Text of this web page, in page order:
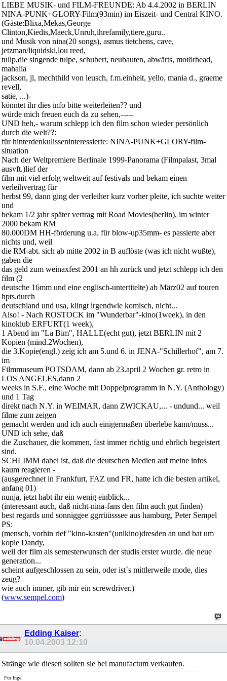
LIEBE MUSIK- und FILM-FREUNDE: Ab 4.4.2002 in BERLIN
NINA-PUNK+GLORY-Film(93min) im Eiszeit- und Central KINO.
(Gäste:Blixa,Mekas,George
Clinton,Kiedis,Maeck,Unruh,ihrefamily,tiere,guru..
und Musik von nina(20 songs), asmus tietchens, cave,
jetzman/liquidski,lou reed,
tulip,die singende tulpe, schubert, neubauten, abwärts, motörhead,
mahalia
jackson, jl, mechthild von leusch, f.m.einheit, yello, mania d., graeme
revell,
satie, ...)-
könntet ihr dies info bitte weiterleiten?? und
würde mich freuen euch da zu sehen,-----
UND heh,- warum schlepp ich den film schon wieder persönlich
durch die welt??:
für hinterdenkulisseninteressierte: NINA-PUNK+GLORY-film-
situation
Nach der Weltpremiere Berlinale 1999-Panorama (Filmpalast, 3mal
ausvft.)lief der
film mit viel erfolg weltweit auf festivals und bekam einen
verleihvertrag für
herbst 99, dann ging der verleiher kurz vorher pleite, ich suchte weiter
und
bekam 1/2 jahr später vertrag mit Road Movies(berlin), im winter
2000 bekam RM
80.000DM HH-förderung u.a. für blow-up35mm- es passierte aber
nichts und, weil
die RM-abt. sich ab mitte 2002 in B auflöste (was ich nicht wußte),
gaben die
das geld zum weinaxfest 2001 an hh zurück und jetzt schlepp ich den
film (2
deutsche 16mm und eine englisch-untertitelte) ab März02 auf touren
hpts.durch
deutschland und usa, klingt irgendwie komisch, nicht...
Also! - Nach ROSTOCK im "Wunderbar"-kino(1week), in den
kinoklub ERFURT(1 week),
1 Abend im "La Bim", HALLE(echt gut), jetzt BERLIN mit 2
Kopien (mind.2Wochen),
die 3.Kopie(engl.) zeig ich am 5.und 6. in JENA-"Schillerhof", am 7.
im
Filmmuseum POTSDAM, dann ab 23.april 2 Wochen gr. retro in
LOS ANGELES,dann 2
weeks in S.F., eine Woche mit Doppelprogramm in N.Y. (Anthology)
und 1 Tag
direkt nach N.Y. in WEIMAR, dann ZWICKAU,... - undund... weil
filme zum zeigen
gemacht werden und ich auch einigermaßen überlebe kann/muss...
UND ich sehe, daß
die Zuschauer, die kommen, fast immer richtig und ehrlich begeistert
sind.
SCHLIMM dabei ist, daß die deutschen Medien auf meine infos
kaum reagieren -
(ausgerechnet in Frankfurt, FAZ und FR, hatte ich die besten artikel,
anfang 01)
nunja, jetzt habt ihr ein wenig einblick...
(interessant auch, daß nicht-nina-fans den film auch gut finden)
best regards und sonniggee ggrrüüsssee aus hamburg, Peter Sempel
PS:
(mensch, vorhin rief "kino-kasten"(unikino)dresden an und bat um
kopie Dandy,
weil der film als semesterwunsch der studis erster wurde. die neue
generation...
scheint aufgeschlossen zu sein, oder ist´s mittlerweile mode, dies
zeug?
wie auch immer, gib mir ein screwdriver.)
(www.sempel.com)
Edding Kaiser:
10.04.2003 12:10
Stränge wie diesen sollten sie bei manufactum verkaufen.
Für Inge.